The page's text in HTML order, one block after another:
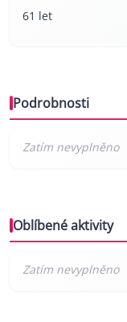
61 let
Podrobnosti
Oblíbené aktivity